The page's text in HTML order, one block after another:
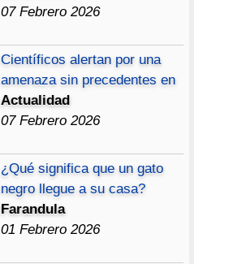
07 Febrero 2026
Científicos alertan por una
amenaza sin precedentes en
Actualidad
07 Febrero 2026
¿Qué significa que un gato
negro llegue a su casa?
Farandula
01 Febrero 2026